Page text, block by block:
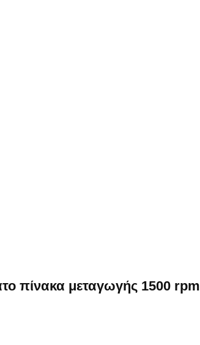
πίνακα μεταγωγής 1500 rpm